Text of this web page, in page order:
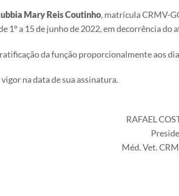
Mary Reis Coutinho, matrícula CRMV-
1º a 15 de junho de 2022, em decorrência
da função proporcionalmente aos
na data de sua assinatura.
RAFAEL
Méd. Vet.